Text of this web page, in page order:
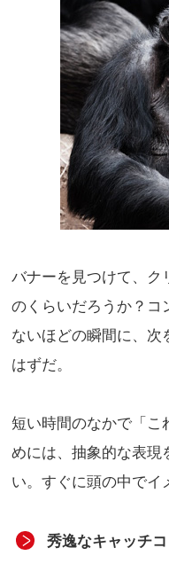
バナーを見つけて、ク
のくらいだろうか？コ
ないほどの瞬間に、次
はずだ。
短い時間のなかで「こ
めには、抽象的な表現
い。すぐに頭の中でイ
秀逸なキャッチ